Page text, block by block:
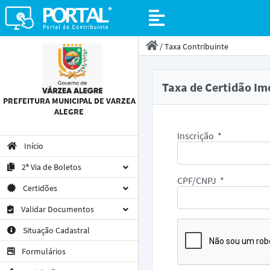
PREFEITURA MUNICIPAL DE VARZEA
ALEGRE
Início
2ª Via de Boletos
Certidões
Validar Documentos
Situação Cadastral
Formulários
/Taxa Contribuinte
Taxa de Certidão
Inscrição *
CPF/CNPJ *